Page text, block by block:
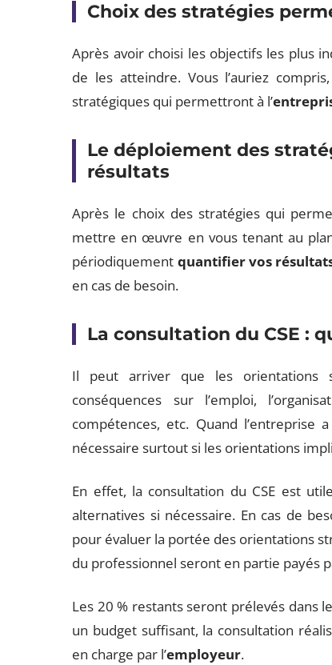
Choix des stratégies
Après avoir choisi les objectifs les plus
de les atteindre. Vous l’auriez
stratégiques qui permettront à l’
Le déploiement des
résultats
Après le choix des stratégies qui
mettre en œuvre en vous tenant au
périodiquement quantifier vos
en cas de besoin.
La consultation du CSE :
Il peut arriver que les orientations
conséquences sur l’emploi,
compétences, etc. Quand l’entreprise
nécessaire surtout si les orientations
En effet, la consultation du CSE est
alternatives si nécessaire. En cas de
pour évaluer la portée des orientations
du professionnel seront en partie payés
Les 20 % restants seront prélevés dans
un budget suffisant, la consultation
en charge par l’employeur.